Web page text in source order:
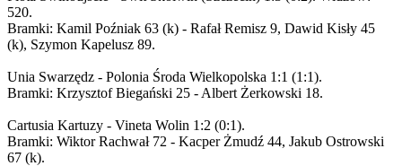
520.
Bramki: Kamil Poźniak 63 (k) - Rafał Remisz 9, Dawid Kisły 45
(k), Szymon Kapelusz 89.
Unia Swarzędz - Polonia Środa Wielkopolska 1:1 (1:1).
Bramki: Krzysztof Biegański 25 - Albert Żerkowski 18.
Cartusia Kartuzy - Vineta Wolin 1:2 (0:1).
Bramki: Wiktor Rachwał 72 - Kacper Żmudź 44, Jakub Ostrowski
67 (k).